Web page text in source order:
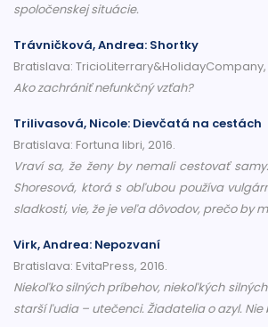
spoločenskej situácie.
Trávničková, Andrea: Shortky
Bratislava: TricioLiterrary&HolidayCompany,
Ako zachrániť nefunkčný vzťah?
Trilivasová, Nicole: Dievčatá na cestách
Bratislava: Fortuna libri, 2016.
Vraví sa, že ženy by nemali cestovať
Shoresová, ktorá s obľubou používa
sladkosti, vie, že je veľa dôvodov, prečo by
Virk, Andrea: Nepozvaní
Bratislava: EvitaPress, 2016.
Niekoľko silných príbehov, niekoľkých
starší ľudia – utečenci. Žiadatelia o azyl. Nie